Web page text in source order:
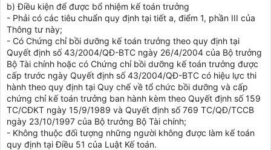
b) Điều kiện để được bổ nhiệm kế toán trưởng
- Phải có các tiêu chuẩn quy định tại tiết a, điểm 1, phần III của
Thông tư này;
- Có Chứng chỉ bồi dưỡng kế toán trưởng theo quy định tại
Quyết định số 43/2004/QĐ-BTC ngày 26/4/2004 của Bộ trưởng
Bộ Tài chính hoặc có Chứng chỉ bồi dưỡng kế toán trưởng được
cấp trước ngày Quyết định số 43/2004/QĐ-BTC có hiệu lực thi
hành theo quy định tại Quy chế về tổ chức bồi dưỡng và cấp
chứng chỉ kế toán trưởng ban hành kèm theo Quyết định số 159
TC/CĐKT ngày 15/9/1989 và Quyết định số 769 TC/QĐ/TCCB
ngày 23/10/1997 của Bộ trưởng Bộ Tài chính;
- Không thuộc đối tượng những người không được làm kế toán
quy định tại Điều 51 của Luật Kế toán.